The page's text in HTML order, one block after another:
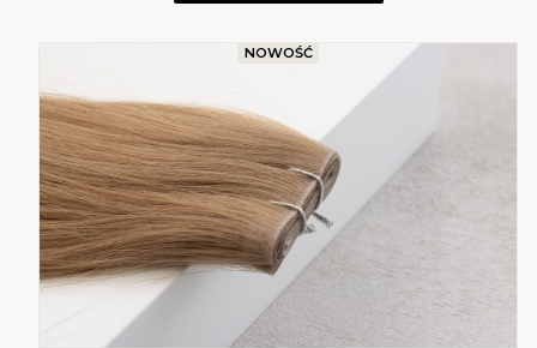
NOWOŚĆ